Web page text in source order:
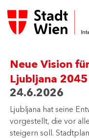
Neue Vision
Ljubljana
24.6.2026
Ljubljana hat seine
vorgestellt, die vor
steigern soll.